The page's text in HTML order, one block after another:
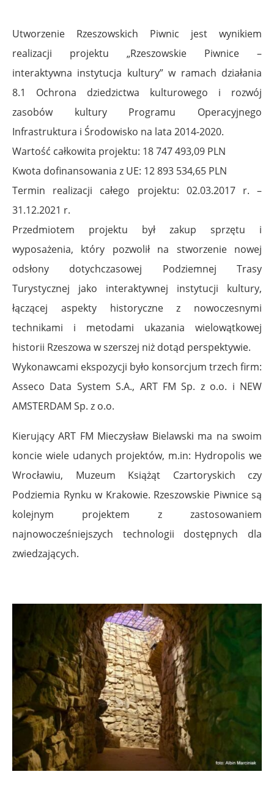
Utworzenie Rzeszowskich Piwnic jest wynikiem
realizacji projektu „Rzeszowskie Piwnice –
interaktywna instytucja kultury” w ramach działania
8.1 Ochrona dziedzictwa kulturowego i rozwój
zasobów kultury Programu Operacyjnego
Infrastruktura i Środowisko na lata 2014-2020.
Wartość całkowita projektu: 18 747 493,09 PLN
Kwota dofinansowania z UE: 12 893 534,65 PLN
Termin realizacji całego projektu: 02.03.2017 r. –
31.12.2021 r.
Przedmiotem projektu był zakup sprzętu i
wyposażenia, który pozwolił na stworzenie nowej
odsłony dotychczasowej Podziemnej Trasy
Turystycznej jako interaktywnej instytucji kultury,
łączącej aspekty historyczne z nowoczesnymi
technikami i metodami ukazania wielowątkowej
historii Rzeszowa w szerszej niż dotąd perspektywie.
Wykonawcami ekspozycji było konsorcjum trzech firm:
Asseco Data System S.A., ART FM Sp. z o.o. i NEW
AMSTERDAM Sp. z o.o.
Kierujący ART FM Mieczysław Bielawski ma na swoim
koncie wiele udanych projektów, m.in: Hydropolis we
Wrocławiu, Muzeum Książąt Czartoryskich czy
Podziemia Rynku w Krakowie. Rzeszowskie Piwnice są
kolejnym projektem z zastosowaniem
najnowocześniejszych technologii dostępnych dla
zwiedzających.